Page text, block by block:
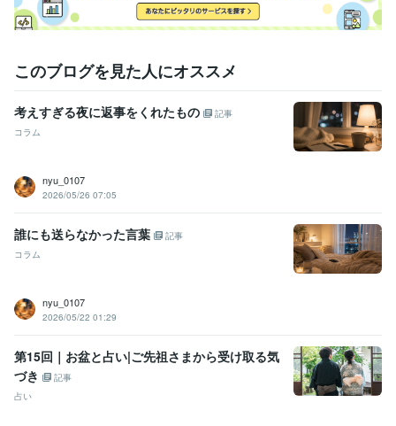
このブログを見た人にオススメ
考えすぎる夜に返事をくれたもの
記事
コラム
nyu_0107
2026/05/26 07:05
誰にも送らなかった言葉
記事
コラム
nyu_0107
2026/05/22 01:29
第15回｜お盆と占い|ご先祖さまから受け取る気
づき
記事
占い